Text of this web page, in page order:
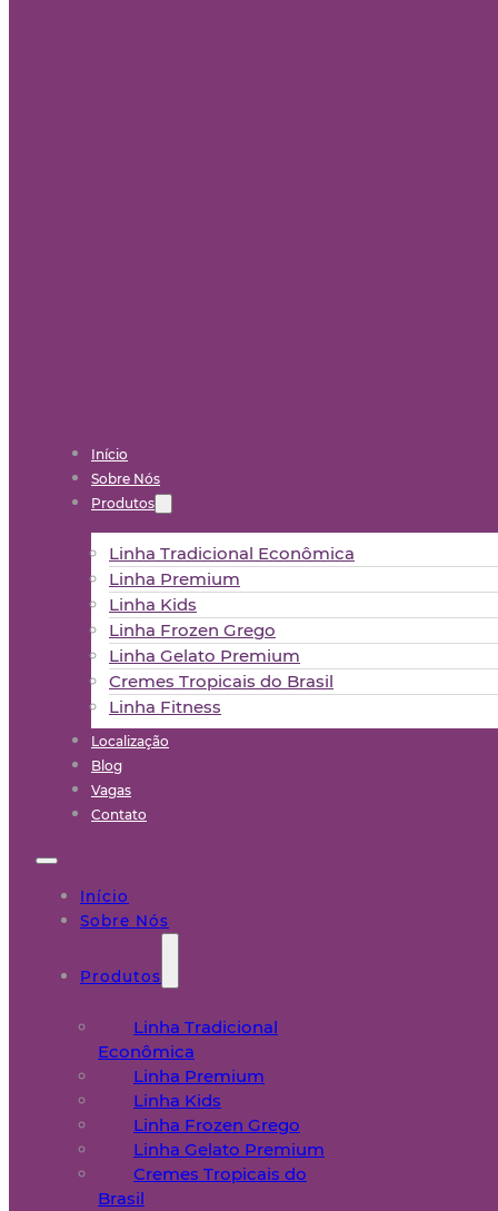
Início
Sobre Nós
Produtos
Linha Tradicional Econômica
Linha Premium
Linha Kids
Linha Frozen Grego
Linha Gelato Premium
Cremes Tropicais do Brasil
Linha Fitness
Localização
Blog
Vagas
Contato
Início
Sobre Nós
Produtos
Linha Tradicional
Econômica
Linha Premium
Linha Kids
Linha Frozen Grego
Linha Gelato Premium
Cremes Tropicais do
Brasil